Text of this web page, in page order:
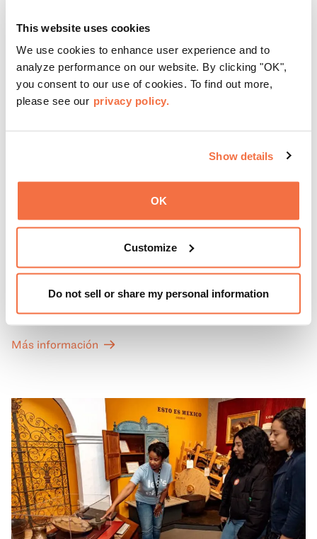
This website uses cookies
We use cookies to enhance user experience and to
analyze performance on our website. By clicking "OK",
you consent to our use of cookies. To find out more,
please see our privacy policy.
Show details
OK
Customize
Do not sell or share my personal information
PRIMEROS DOMINGOS
Primeros domingos
a las Galerías de Arte, Historia y Ciencias Naturales de
California del OMCA es gratuita y las entradas para las
a un precio reducido de 6 $.
Más información